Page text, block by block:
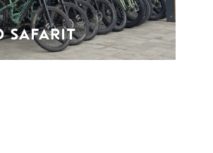
SAFARIT